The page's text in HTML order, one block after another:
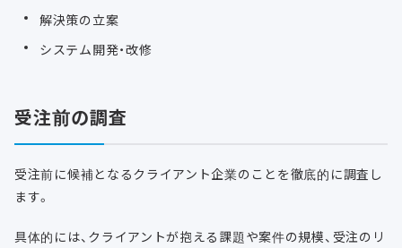
解決策の立案
システム開発・改修
受注前の調査
受注前に候補となるクライアント企業のことを徹底的に調査し
ます。
具体的には、クライアントが抱える課題や案件の規模、受注のリ